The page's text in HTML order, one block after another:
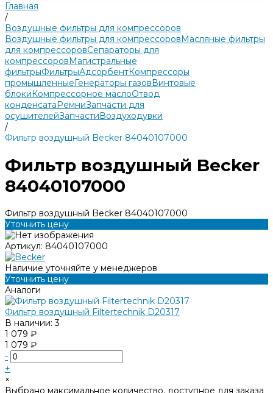
Главная
/
Воздушные фильтры для компрессоров
Воздушные фильтры для компрессоровМасляные фильтры
для компрессоровСепараторы для
компрессоровМагистральные
фильтрыФильтрыАдсорбентКомпрессоры
промышленныеГенераторы газовВинтовые
блокиКомпрессорное маслоОтвод
конденсатаРемниЗапчасти для
осушителейЗапчастиВоздуходувки
/
Фильтр воздушный Becker 84040107000
Фильтр воздушный Becker
84040107000
Фильтр воздушный Becker 84040107000
Уточнить цену
Артикул: 84040107000
Наличие уточняйте у менеджеров
Уточнить цену
Аналоги
Фильтр воздушный Filtertechnik D20317
В наличии: 3
1 079 ₽
1 079 ₽
-
+
×
Выбрано максимальное количество, доступное для заказа